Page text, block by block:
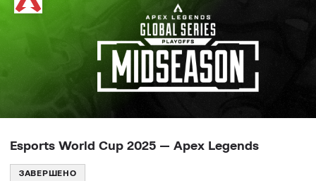
Esports World Cup 2025 — Apex Legends
ЗАВЕРШЕНО